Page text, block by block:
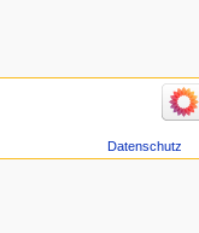
Datenschutz